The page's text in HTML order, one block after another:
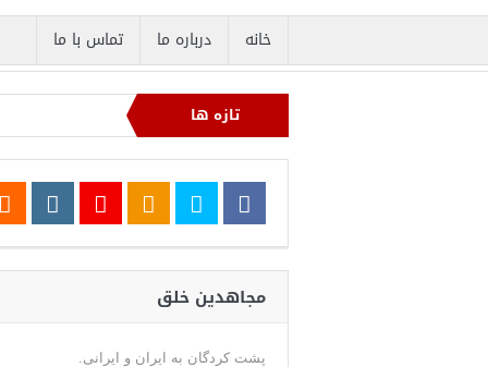
خانه درباره ما تماس با ما
تازه ها
مجاهدین خلق
پشت کردگان به ایران و ایرانی.